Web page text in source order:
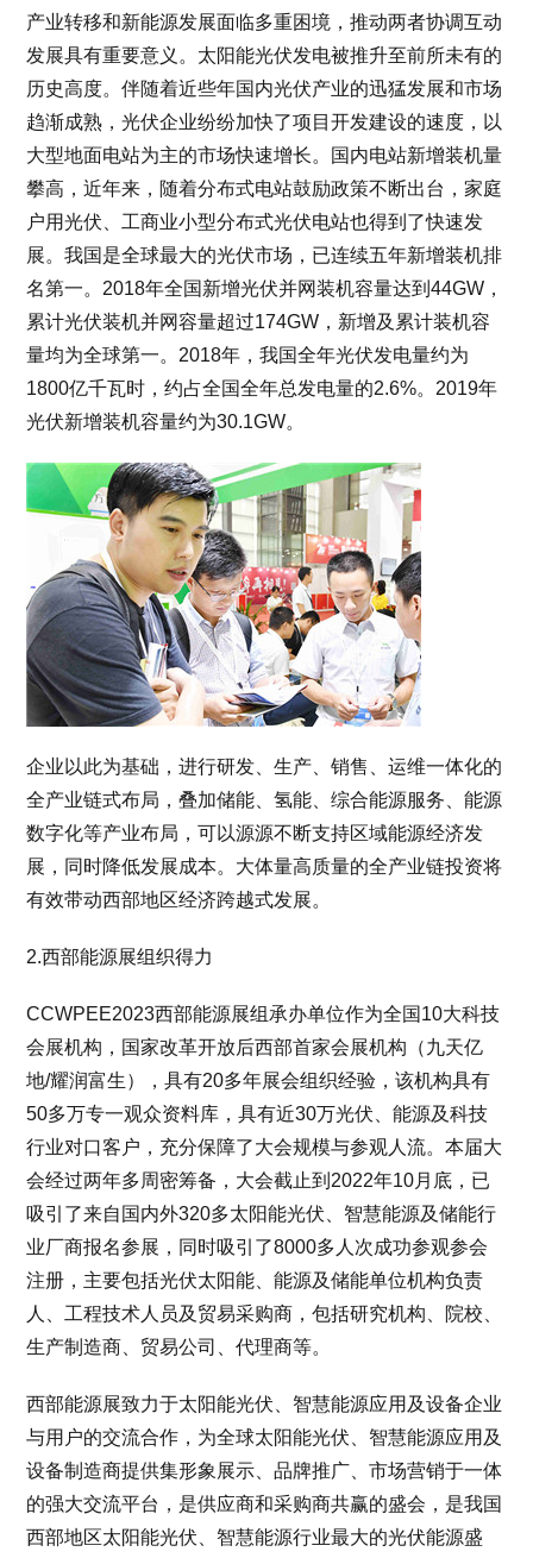
产业转移和新能源发展面临多重困境，推动两者协调互动
发展具有重要意义。太阳能光伏发电被推升至前所未有的
历史高度。伴随着近些年国内光伏产业的迅猛发展和市场
趋渐成熟，光伏企业纷纷加快了项目开发建设的速度，以
大型地面电站为主的市场快速增长。国内电站新增装机量
攀高，近年来，随着分布式电站鼓励政策不断出台，家庭
户用光伏、工商业小型分布式光伏电站也得到了快速发
展。我国是全球最大的光伏市场，已连续五年新增装机排
名第一。2018年全国新增光伏并网装机容量达到44GW，
累计光伏装机并网容量超过174GW，新增及累计装机容
量均为全球第一。2018年，我国全年光伏发电量约为
1800亿千瓦时，约占全国全年总发电量的2.6%。2019年
光伏新增装机容量约为30.1GW。
企业以此为基础，进行研发、生产、销售、运维一体化的
全产业链式布局，叠加储能、氢能、综合能源服务、能源
数字化等产业布局，可以源源不断支持区域能源经济发
展，同时降低发展成本。大体量高质量的全产业链投资将
有效带动西部地区经济跨越式发展。
2.西部能源展组织得力
CCWPEE2023西部能源展组承办单位作为全国10大科技
会展机构，国家改革开放后西部首家会展机构（九天亿
地/耀润富生），具有20多年展会组织经验，该机构具有
50多万专一观众资料库，具有近30万光伏、能源及科技
行业对口客户，充分保障了大会规模与参观人流。本届大
会经过两年多周密筹备，大会截止到2022年10月底，已
吸引了来自国内外320多太阳能光伏、智慧能源及储能行
业厂商报名参展，同时吸引了8000多人次成功参观参会
注册，主要包括光伏太阳能、能源及储能单位机构负责
人、工程技术人员及贸易采购商，包括研究机构、院校、
生产制造商、贸易公司、代理商等。
西部能源展致力于太阳能光伏、智慧能源应用及设备企业
与用户的交流合作，为全球太阳能光伏、智慧能源应用及
设备制造商提供集形象展示、品牌推广、市场营销于一体
的强大交流平台，是供应商和采购商共赢的盛会，是我国
西部地区太阳能光伏、智慧能源行业最大的光伏能源盛